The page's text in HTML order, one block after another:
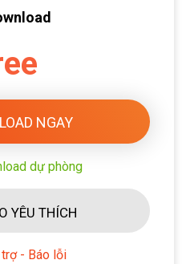
NGAY
dự phòng
YÊU THÍCH
- Báo lỗi